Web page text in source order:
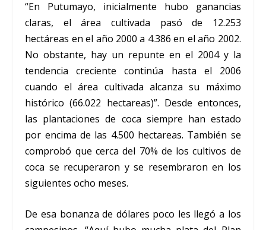
“En Putumayo, inicialmente hubo ganancias
claras, el área cultivada pasó de 12.253
hectáreas en el año 2000 a 4.386 en el año 2002.
No obstante, hay un repunte en el 2004 y la
tendencia creciente continúa hasta el 2006
cuando el área cultivada alcanza su máximo
histórico (66.022 hectareas)”. Desde entonces,
las plantaciones de coca siempre han estado
por encima de las 4.500 hectareas. También se
comprobó que cerca del 70% de los cultivos de
coca se recuperaron y se resembraron en los
siguientes ocho meses.
De esa bonanza de dólares poco les llegó a los